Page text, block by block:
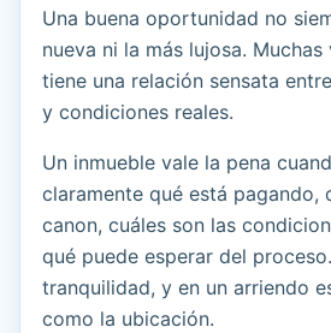
Una buena oportunidad no
nueva ni la más lujosa.
tiene una relación sensata
y condiciones reales.
Un inmueble vale la pena
claramente qué está pagando,
canon, cuáles son las
qué puede esperar del
tranquilidad, y en un arriendo
como la ubicación.